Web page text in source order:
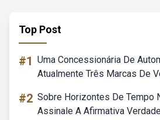
Top Post
#1 Uma Concessionária De
Atualmente Três Marcas De
#2 Sobre Horizontes De Tempo
Assinale A Afirmativa